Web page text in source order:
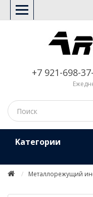
+7 921-698-
Kатегории
Металлорежущий